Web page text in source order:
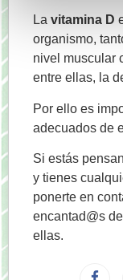
La vitamina D
organismo,
nivel muscular
entre ellas, la
Por ello es
adecuados de
Si estás
y tienes
ponerte en
encantad@s
ellas.